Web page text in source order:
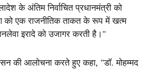
के अंतिम निर्वाचित प्रधानमंत्री को
को एक राजनीतिक ताकत के रूप में खत्म
इरादे को उजागर करती है।"
की आलोचना करते हुए कहा, "डॉ. मोहम्मद